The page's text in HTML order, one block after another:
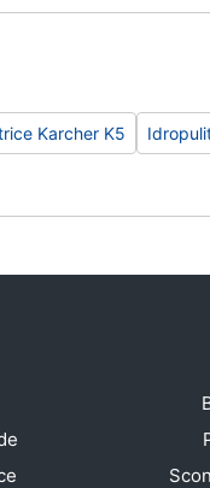
Karcher K5